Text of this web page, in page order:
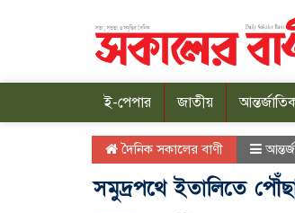
ই-পেপার জাতীয়
দৈনিক সকালের বাণী
সমুদ্রপথে ইতালিতে